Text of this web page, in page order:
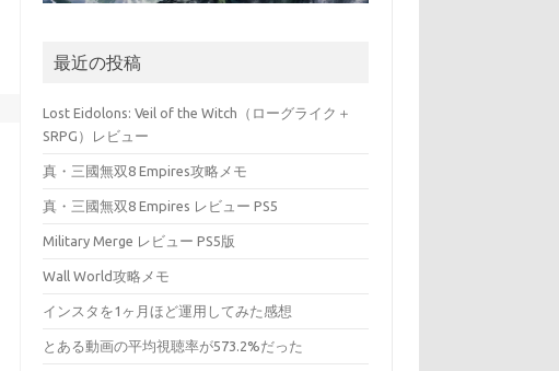
最近の投稿
Lost Eidolons: Veil of the Witch（ローグライク＋
SRPG）レビュー
真・三國無双8 Empires攻略メモ
真・三國無双8 Empires レビュー PS5
Military Merge レビュー PS5版
Wall World攻略メモ
インスタを1ヶ月ほど運用してみた感想
とある動画の平均視聴率が573.2%だった